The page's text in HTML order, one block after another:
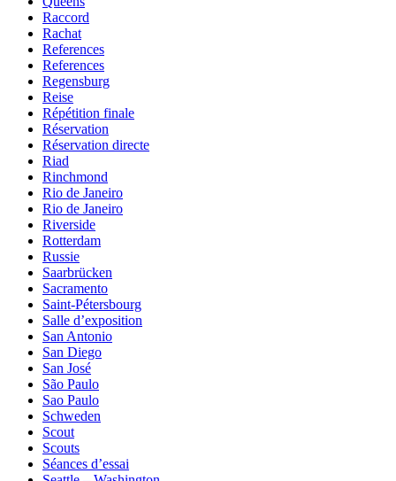
Raccord
Rachat
References
References
Regensburg
Reise
Répétition finale
Réservation
Réservation directe
Riad
Rinchmond
Rio de Janeiro
Rio de Janeiro
Riverside
Rotterdam
Russie
Saarbrücken
Sacramento
Saint-Pétersbourg
Salle d’exposition
San Antonio
San Diego
San José
São Paulo
Sao Paulo
Schweden
Scout
Scouts
Séances d’essai